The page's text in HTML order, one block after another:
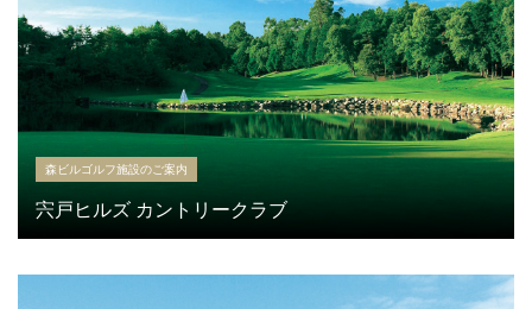
森ビルゴルフ施設のご案内
宍戸ヒルズ カントリークラブ